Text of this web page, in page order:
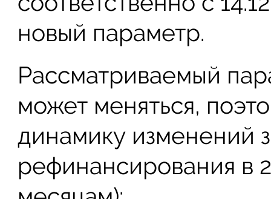
новый параметр.
Рассматриваемый
может меняться,
динамику изменений
рефинансирования в